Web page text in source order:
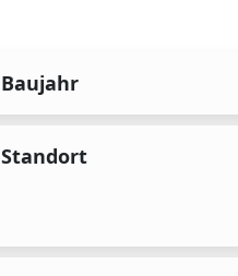
Baujahr
Standort